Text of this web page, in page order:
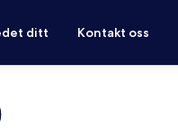
ditt Kontakt oss